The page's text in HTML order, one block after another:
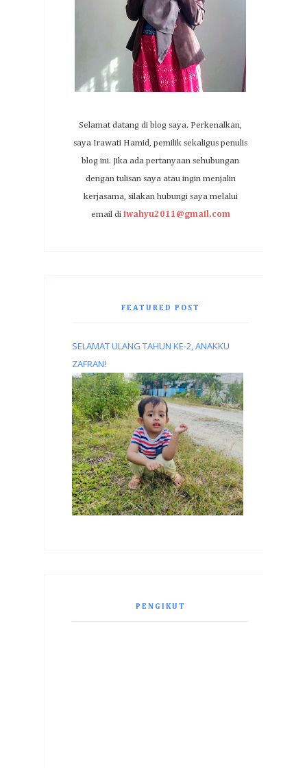
Selamat datang di blog saya. Perkenalkan,
saya Irawati Hamid, pemilik sekaligus penulis
blog ini. Jika ada pertanyaan sehubungan
dengan tulisan saya atau ingin menjalin
kerjasama, silakan hubungi saya melalui
email di iwahyu2011@gmail.com
FEATURED POST
SELAMAT ULANG TAHUN KE-2, ANAKKU
ZAFRAN!
PENGIKUT